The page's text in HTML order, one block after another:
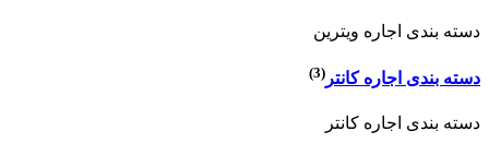
دسته بندی اجاره ویترین
دسته بندی اجاره کانتر (3)
دسته بندی اجاره کانتر